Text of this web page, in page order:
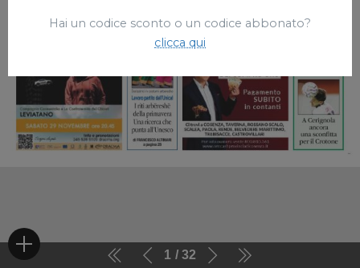
1 32
Hai un codice sconto o un codice abbonato?
clicca qui